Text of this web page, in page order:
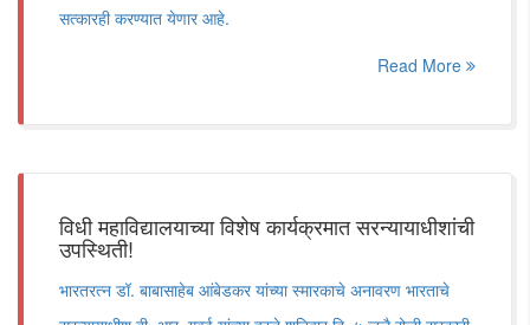
सत्कारही करण्यात येणार आहे.
Read More
विधी महाविद्यालयाच्या विशेष कार्यक्रमात सरन्यायाधीशांची
उपस्थिती!
भारतरत्न डॉ. बाबासाहेब आंबेडकर यांच्या स्मारकाचे अनावरण भारताचे